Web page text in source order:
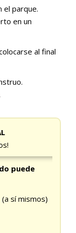
el parque.
en un
al final
puede
(a sí mismos)